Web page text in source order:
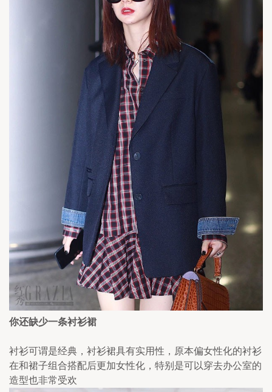
你还缺少一条衬衫裙
衬衫可谓是经典，衬衫裙具有实用性，原本偏女性化的衬衫
在和裙子组合搭配后更加女性化，特别是可以穿去办公室的
造型也非常受欢